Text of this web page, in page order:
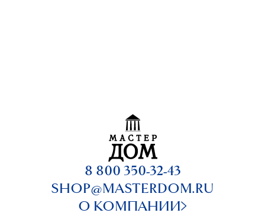
8 800 350-32-43
SHOP@MASTERDOM.RU
О КОМПАНИИ